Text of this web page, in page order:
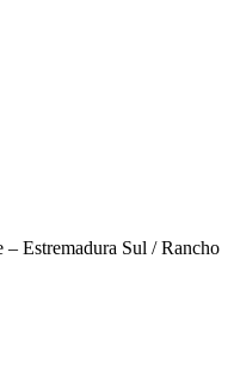
Estremadura Sul / Rancho